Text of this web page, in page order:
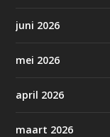
juni 2026
mei 2026
april 2026
maart 2026